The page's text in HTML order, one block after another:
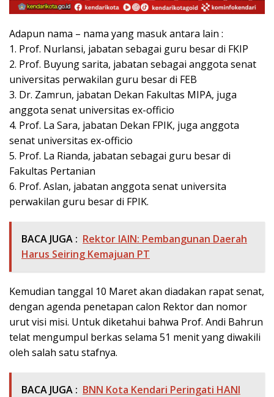
Adapun nama – nama yang masuk antara lain :
1. Prof. Nurlansi, jabatan sebagai guru besar di FKIP
2. Prof. Buyung sarita, jabatan sebagai anggota senat
universitas perwakilan guru besar di FEB
3. Dr. Zamrun, jabatan Dekan Fakultas MIPA, juga
anggota senat universitas ex-officio
4. Prof. La Sara, jabatan Dekan FPIK, juga anggota
senat universitas ex-officio
5. Prof. La Rianda, jabatan sebagai guru besar di
Fakultas Pertanian
6. Prof. Aslan, jabatan anggota senat universita
perwakilan guru besar di FPIK.
BACA JUGA : Rektor IAIN: Pembangunan Daerah
Harus Seiring Kemajuan PT
Kemudian tanggal 10 Maret akan diadakan rapat senat,
dengan agenda penetapan calon Rektor dan nomor
urut visi misi. Untuk diketahui bahwa Prof. Andi Bahrun
telat mengumpul berkas selama 51 menit yang diwakili
oleh salah satu stafnya.
BACA JUGA : BNN Kota Kendari Peringati HANI